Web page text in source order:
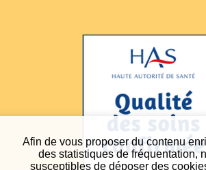
Afin de vous proposer du contenu
des statistiques de fréquentation,
susceptibles de déposer des